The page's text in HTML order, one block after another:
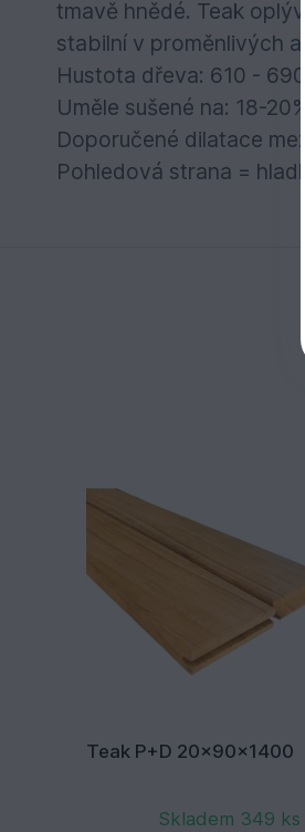
tmavě hnědé. Teak
stabilní v proměnlivých
Hustota dřeva: 610 -
Uměle sušené na: 18-20%
Doporučené dilatace
Pohledová strana =
Teak P+D 20x90x1400
Skladem 349 ks